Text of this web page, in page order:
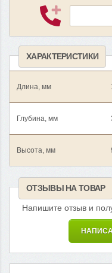
ХАРАКТЕРИСТИКИ
Длина, мм
Глубина, мм
Высота, мм
ОТЗЫВЫ НА ТОВАР
Напишите отзыв и